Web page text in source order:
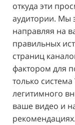
откуда эти
аудитории. Мы
направляя на
правильных
страниц
фактором для
только
легитимного
ваше видео и